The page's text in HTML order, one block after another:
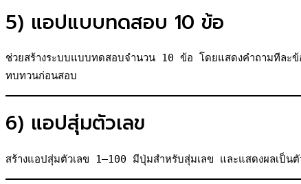
5) แอปแบบทดสอบ 10 ข้อ
ช่วยสร้างระบบแบบทดสอบจำนวน 10 ข้อ โดยแสดงคำถามทีละ
ทบทวนก่อนสอบ
6) แอปสุ่มตัวเลข
สร้างแอปสุ่มตัวเลข 1–100 มีปุ่มสำหรับสุ่มเลข และแสดงผลเป็น